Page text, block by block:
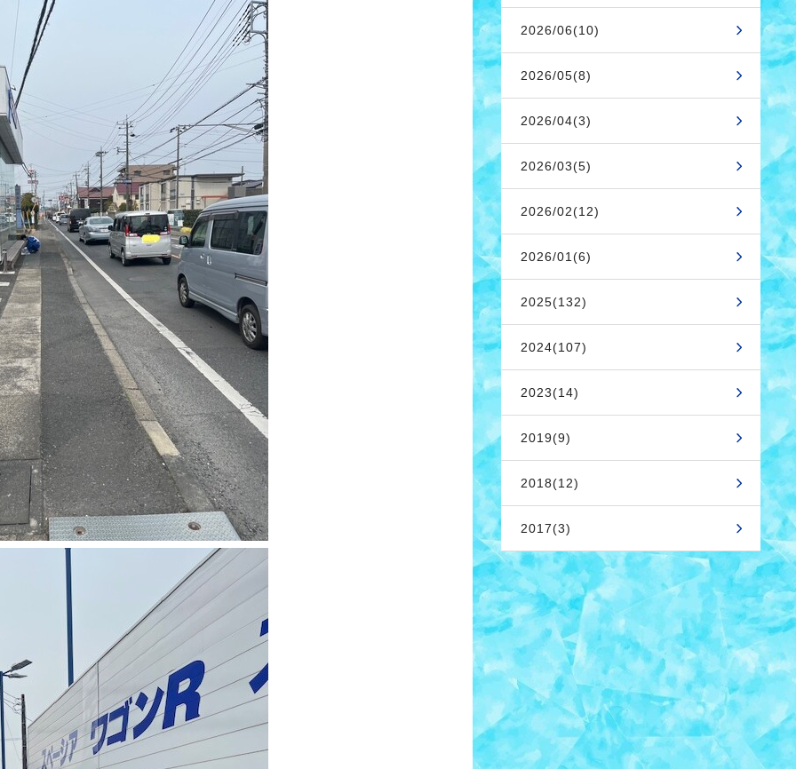
2026/06(10)
2026/05(8)
2026/04(3)
2026/03(5)
2026/02(12)
2026/01(6)
2025(132)
2024(107)
2023(14)
2019(9)
2018(12)
2017(3)